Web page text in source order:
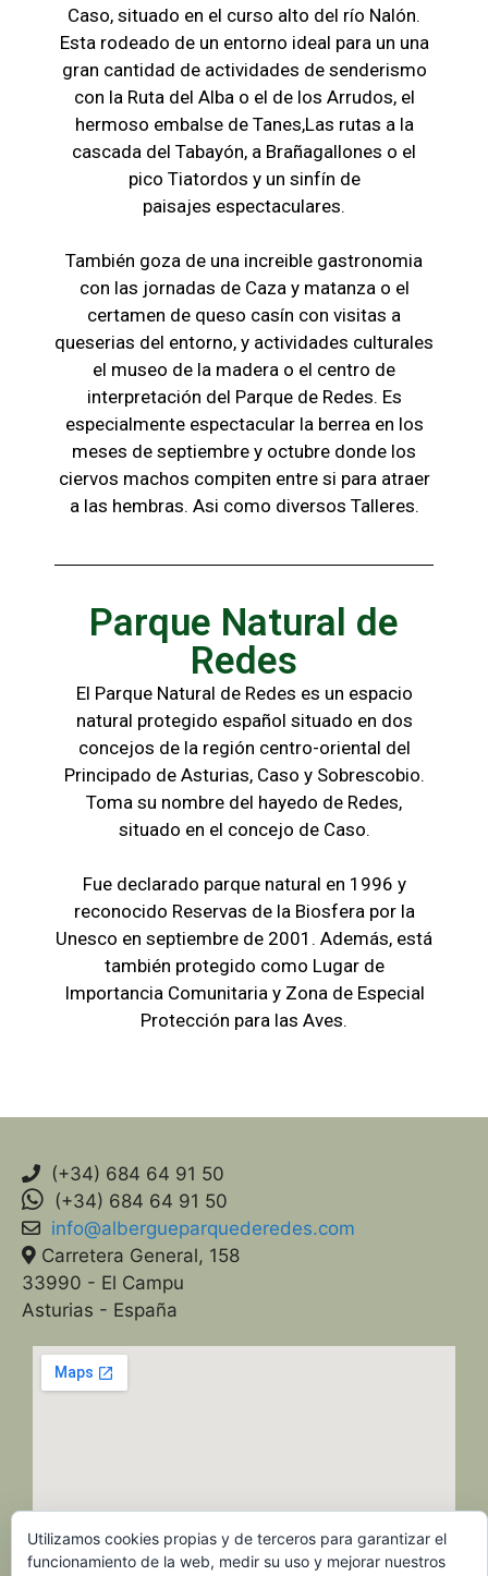
Caso, situado en el curso alto del río Nalón.
Esta rodeado de un entorno ideal para un una
gran cantidad de actividades de senderismo
con la Ruta del Alba o el de los Arrudos, el
hermoso embalse de Tanes,Las rutas a la
cascada del Tabayón, a Brañagallones o el
pico Tiatordos y un sinfín de
paisajes espectaculares.
También goza de una increible gastronomia
con las jornadas de Caza y matanza o el
certamen de queso casín con visitas a
queserias del entorno, y actividades culturales
el museo de la madera o el centro de
interpretación del Parque de Redes. Es
especialmente espectacular la berrea en los
meses de septiembre y octubre donde los
ciervos machos compiten entre si para atraer
a las hembras. Asi como diversos Talleres.
Parque Natural de
Redes
El Parque Natural de Redes es un espacio
natural protegido español situado en dos
concejos de la región centro-oriental del
Principado de Asturias, Caso y Sobrescobio.
Toma su nombre del hayedo de Redes,
situado en el concejo de Caso.
Fue declarado parque natural en 1996 y
reconocido Reservas de la Biosfera por la
Unesco en septiembre de 2001. Además, está
también protegido como Lugar de
Importancia Comunitaria y Zona de Especial
Protección para las Aves.
(+34) 684 64 91 50
(+34) 684 64 91 50
info@albergueparquederedes.com
Carretera General, 158
33990 - El Campu
Asturias - España
Utilizamos cookies propias y de terceros para garantizar el
funcionamiento de la web, medir su uso y mejorar nuestros